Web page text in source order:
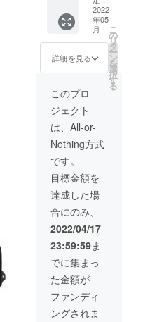
リター
ンしま
す。 ※
消費
税・送
※仕様、
デザイ
ン等、
改良の
ため、
一部変
更にな
いま
す。 あ
らかじ
めご了
承願い
ます。
リュッ
ク。 そ
の日の
気分で2
リュッ
クを使
い分け
してく
ださ
い。
BLACK
・
GLAY・
2個をお
選びく
ださ
い。 送
料、消
費税込
みで
45%OF
Fの
14,800
円を100
セット
限定で
2022
年05
月
詳細を見る
こ
の
リ
タ
ー
ン
を
選
択
す
る
このプロ
ジェクト
は、All-or-
Nothing方式
です。
目標金額を
達成した場
合にのみ、
2022/04/17
23:59:59ま
でに集まっ
た金額が
ファンディ
ングされま